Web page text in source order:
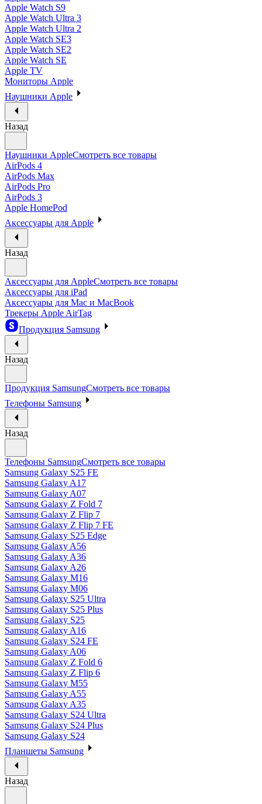
Apple Watch S9
Apple Watch Ultra 3
Apple Watch Ultra 2
Apple Watch SE3
Apple Watch SE2
Apple Watch SE
Apple TV
Мониторы Apple
Наушники Apple
Назад
Наушники AppleСмотреть все товары
AirPods 4
AirPods Max
AirPods Pro
AirPods 3
Apple HomePod
Аксессуары для Apple
Назад
Аксессуары для AppleСмотреть все товары
Аксессуары для iPad
Аксессуары для Mac и MacBook
Трекеры Apple AirTag
Продукция Samsung
Назад
Продукция SamsungСмотреть все товары
Телефоны Samsung
Назад
Телефоны SamsungСмотреть все товары
Samsung Galaxy S25 FE
Samsung Galaxy A17
Samsung Galaxy A07
Samsung Galaxy Z Fold 7
Samsung Galaxy Z Flip 7
Samsung Galaxy Z Flip 7 FE
Samsung Galaxy S25 Edge
Samsung Galaxy A56
Samsung Galaxy A36
Samsung Galaxy A26
Samsung Galaxy M16
Samsung Galaxy M06
Samsung Galaxy S25 Ultra
Samsung Galaxy S25 Plus
Samsung Galaxy S25
Samsung Galaxy A16
Samsung Galaxy S24 FE
Samsung Galaxy A06
Samsung Galaxy Z Fold 6
Samsung Galaxy Z Flip 6
Samsung Galaxy M55
Samsung Galaxy A55
Samsung Galaxy A35
Samsung Galaxy S24 Ultra
Samsung Galaxy S24 Plus
Samsung Galaxy S24
Планшеты Samsung
Назад